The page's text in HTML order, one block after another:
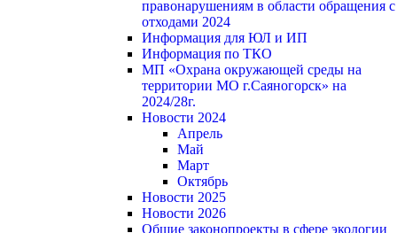
правонарушениям в области обращения с
отходами 2024
Информация для ЮЛ и ИП
Информация по ТКО
МП «Охрана окружающей среды на
территории МО г.Саяногорск» на
2024/28г.
Новости 2024
Апрель
Май
Март
Октябрь
Новости 2025
Новости 2026
Общие законопроекты в сфере экологии